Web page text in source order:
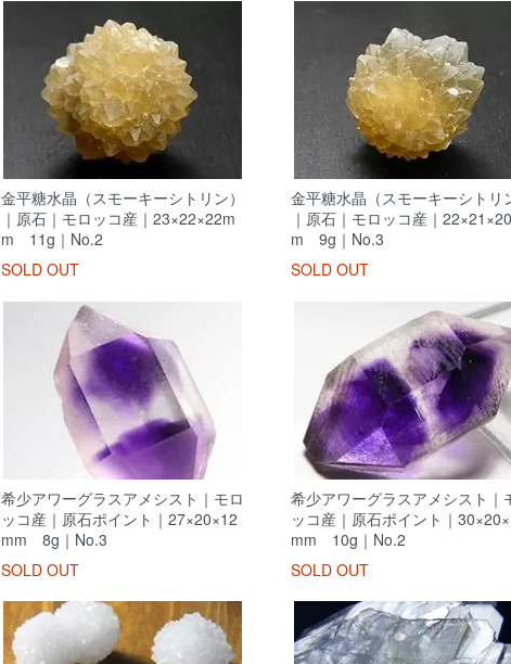
金平糖水晶（スモーキーシトリン）
｜原石｜モロッコ産｜23×22×22m
m 11g｜No.2
SOLD OUT
金平糖水晶（スモーキーシトリ
｜原石｜モロッコ産｜
m 9g｜No.3
SOLD OUT
希少アワーグラスアメシスト｜モロ
ッコ産｜原石ポイント｜27×20×12
mm 8g｜No.3
SOLD OUT
希少アワーグラスアメシスト｜
ッコ産｜原石ポイント｜
mm 10g｜No.2
SOLD OUT